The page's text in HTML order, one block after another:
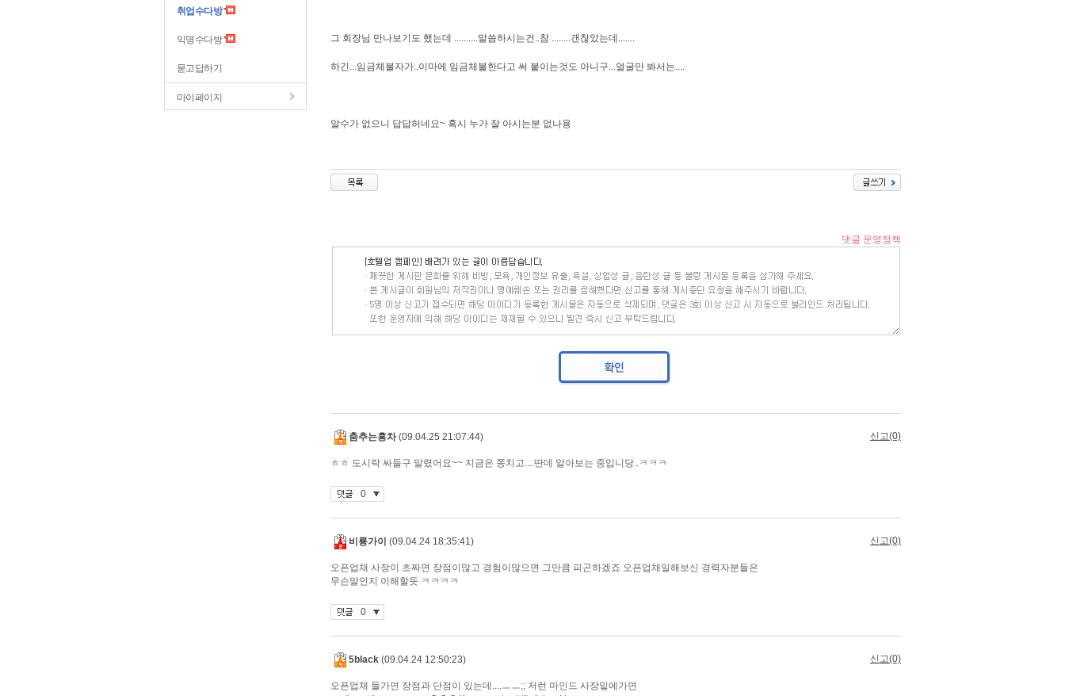
취업수다방
익명수다방
묻고답하기
마이페이지
그 회장님 만나보기도 했는데 ..........말씀하시는건..참 ........갠찮았는데.......
하긴...임금체불자가..이마에 임금체불한다고 써 붙이는것도 아니구...얼굴만 봐서는....
알수가 없으니 답답허네요~ 혹시 누가 잘 아시는분 없나용